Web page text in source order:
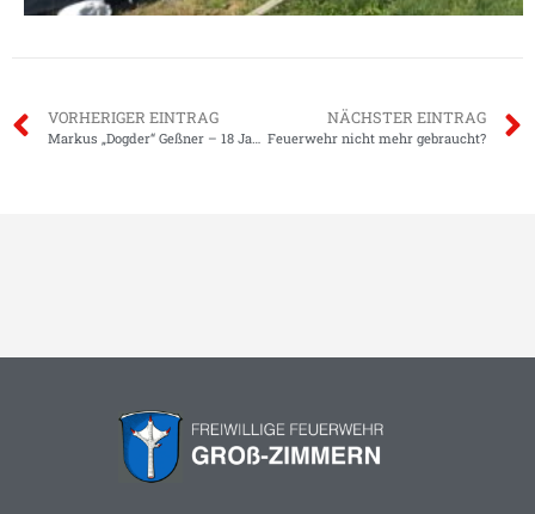
VORHERIGER EINTRAG
Markus „Dogder“ Geßner – 18 Jahre Wehrführer
NÄCHSTER EINTRAG
Feuerwehr nicht mehr gebraucht?